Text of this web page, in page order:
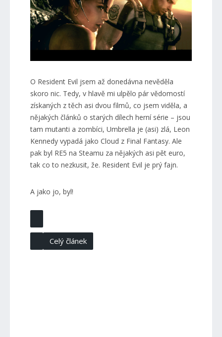
O Resident Evil jsem až donedávna nevěděla
skoro nic. Tedy, v hlavě mi ulpělo pár vědomostí
získaných z těch asi dvou filmů, co jsem viděla, a
nějakých článků o starých dílech herní série – jsou
tam mutanti a zombíci, Umbrella je (asi) zlá, Leon
Kennedy vypadá jako Cloud z Final Fantasy. Ale
pak byl RE5 na Steamu za nějakých asi pět euro,
tak co to nezkusit, že. Resident Evil je prý fajn.
A jako jo, byl!
Celý článek